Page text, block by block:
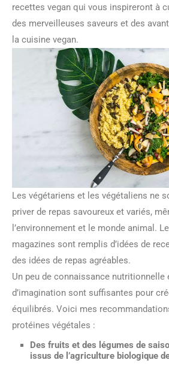
recettes vegan qui vous inspireront à
des merveilleuses saveurs et des
la cuisine vegan.
Les végétariens et les végétaliens ne
priver de repas savoureux et variés,
l’environnement et le monde animal.
magazines sont remplis d’idées de
des idées de repas agréables.
Un peu de connaissance nutritionnelle
d’imagination sont suffisantes pour
équilibrés. Voici mes
protéines végétales :
Des fruits et des légumes de
issus de l’agriculture biologique